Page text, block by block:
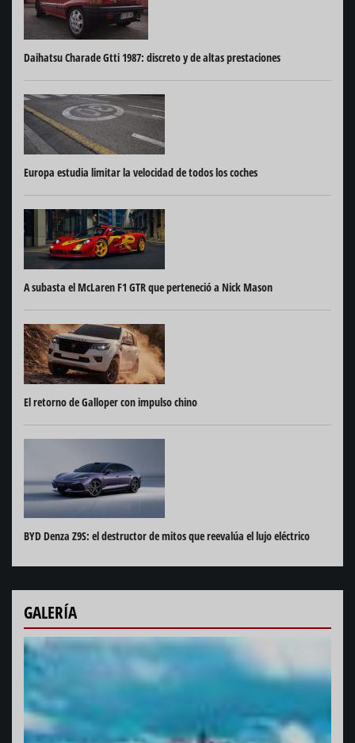
Daihatsu Charade Gtti 1987: discreto y de altas prestaciones
Europa estudia limitar la velocidad de todos los coches
A subasta el McLaren F1 GTR que perteneció a Nick Mason
El retorno de Galloper con impulso chino
BYD Denza Z9S: el destructor de mitos que reevalúa el lujo eléctrico
GALERÍA